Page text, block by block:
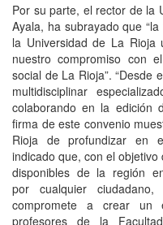
Por su parte, el rector de la
Ayala, ha subrayado que
la Universidad de La
nuestro compromiso con
social de La Rioja”. “Desde
multidisciplinar
colaborando en la edición
firma de este convenio
Rioja de profundizar en
indicado que, con el
disponibles de la región
por cualquier
compromete a crear un
profesores de la